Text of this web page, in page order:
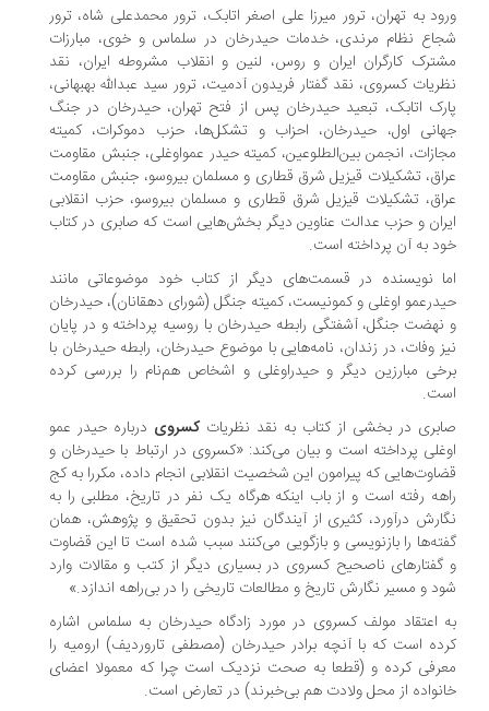
به تهران، ترور میرزا علی اصغر اتابک، ترور محمدعلی شاه، ترور
نظام مرندی، خدمات حیدرخان در سلماس و خوی، مبارزات
کارگران ایران و روس، لنین و انقلاب مشروطه ایران، نقد
کسروی، نقد گفتار فریدون آدمیت، ترور سید عبدالله بهبهانی،
اتابک، تبعید حیدرخان پس از فتح تهران، حیدرخان در جنگ
اول، حیدرخان، احزاب و تشکل‌ها، حزب دموکرات، کمیته
انجمن بین‌الطلوعین، کمیته حیدر عمواوغلی، جنبش مقاومت
تشکیلات قیزیل شرق قطاری و مسلمان بیروسو، جنبش مقاومت
تشکیلات قیزیل شرق قطاری و مسلمان بیروسو، حزب انقلابی
و حزب عدالت عناوین دیگر بخش‌هایی است که صابری در کتاب
به آن پرداخته است.
نویسنده در قسمت‌های دیگر از کتاب خود موضوعاتی مانند
اوغلی و کمونیست، کمیته جنگل (شورای دهقانان)، حیدرخان
جنگل، آشفتگی رابطه حیدرخان با روسیه پرداخته و در پایان
وفات، در زندان، نامه‌هایی با موضوع حیدرخان، رابطه حیدرخان با
مبارزین دیگر و حیدراوغلی و اشخاص هم‌نام را بررسی کرده
در بخشی از کتاب به نقد نظریات کسرویدرباره حیدر عمو
پرداخته است و بیان می‌کند: «کسروی در ارتباط با حیدرخان و
که پیرامون این شخصیت انقلابی انجام داده، مکررا به کج
رفته است و از باب اینکه هرگاه یک نفر در تاریخ، مطلبی را به
درآورد، کثیری از آیندگان نیز بدون تحقیق و پژوهش، همان
را بازنویسی و بازگویی می‌کنند سبب شده است تا این قضاوت
ناصحیح کسروی در بسیاری دیگر از کتب و مقالات وارد
و مسیر نگارش تاریخ و مطالعات تاریخی را در بی‌راهه اندازد.»
اعتقاد مولف کسروی در مورد زادگاه حیدرخان به سلماس اشاره
است که با آنچه برادر حیدرخان (مصطفی تاروردیف) ارومیه را
کرده و (قطعا به صحت نزدیک است چرا که معمولا اعضای
از محل ولادت هم بی‌خبرند) در تعارض است.